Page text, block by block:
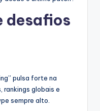
desafios
pulsa forte na
rankings globais e
sempre alto.